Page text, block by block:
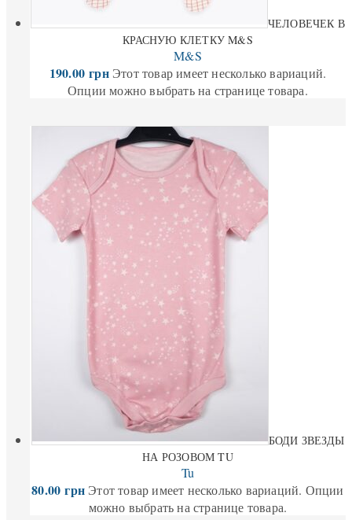
ЧЕЛОВЕЧЕК В
КРАСНУЮ КЛЕТКУ M&S
M&S
190.00грн Этот товар имеет несколько вариаций.
Опции можно выбрать на странице товара.
БОДИ ЗВЕЗДЫ
НА РОЗОВОМ TU
Tu
80.00грн Этот товар имеет несколько вариаций. Опции
можно выбрать на странице товара.